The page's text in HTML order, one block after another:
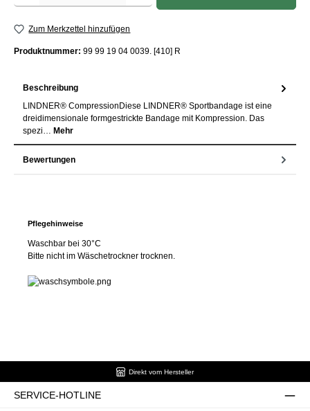
Zum Merkzettel hinzufügen
Produktnummer: 99 99 19 04 0039. [410] R
Beschreibung
LINDNER® CompressionDiese LINDNER® Sportbandage ist eine
dreidimensionale formgestrickte Bandage mit Kompression. Das
spezi… Mehr
Bewertungen
Pflegehinweise
Waschbar bei 30°C
Bitte nicht im Wäschetrockner trocknen.
Direkt vom Hersteller
SERVICE-HOTLINE